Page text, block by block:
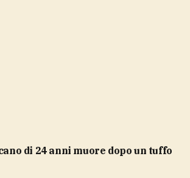
di 24 anni muore dopo un tuffo